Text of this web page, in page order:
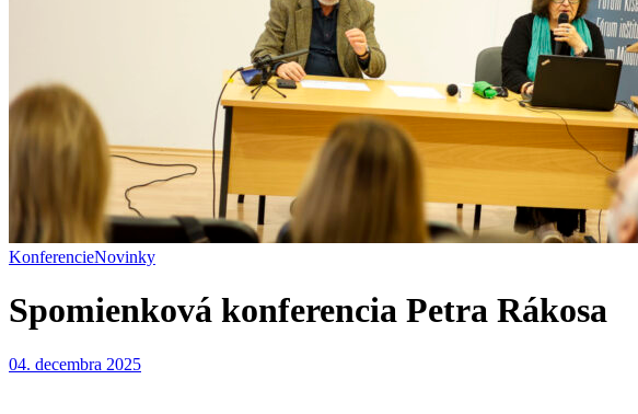
KonferencieNovinky
Spomienková konferencia Petra Rákosa
04. decembra 2025